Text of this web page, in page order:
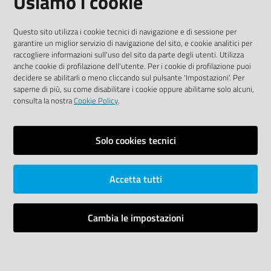
SEGUICI SU
YoutubeTwitterLinkedinFacebookInstagram
Vai alla pagina
Area riservata
Dichiarazione di accessibilità
Credits
Questo sito utilizza i cookie tecnici di navigazione e di sessione per
garantire un miglior servizio di navigazione del sito, e cookie analitici per
raccogliere informazioni sull'uso del sito da parte degli utenti. Utilizza
anche cookie di profilazione dell'utente. Per i cookie di profilazione puoi
decidere se abilitarli o meno cliccando sul pulsante 'Impostazioni'. Per
saperne di più, su come disabilitare i cookie oppure abilitarne solo alcuni,
consulta la nostraCookie Policy.
Solo cookies tecnici
Accetta tutti
Cambia le impostazioni